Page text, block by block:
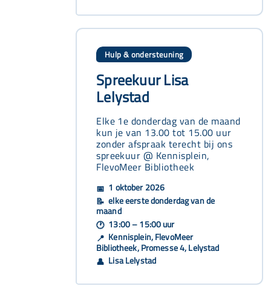
Hulp & ondersteuning
Spreekuur Lisa
Lelystad
Elke 1e donderdag van de maand
kun je van 13.00 tot 15.00 uur
zonder afspraak terecht bij ons
spreekuur @ Kennisplein,
FlevoMeer Bibliotheek
📅 1 oktober 2026
📝 elke eerste donderdag van de
maand
🕐 13:00 – 15:00 uur
📍 Kennisplein, FlevoMeer
Bibliotheek, Promesse 4, Lelystad
👤 Lisa Lelystad